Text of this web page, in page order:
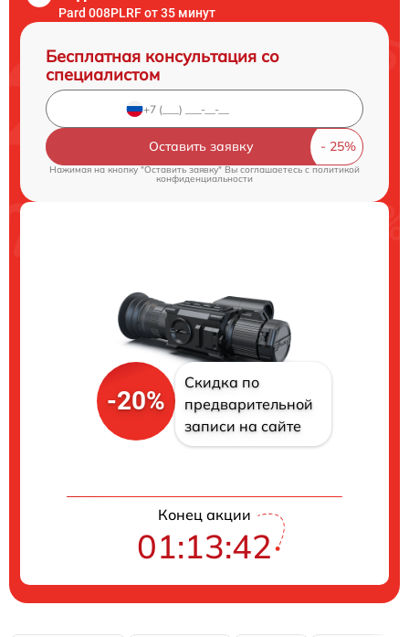
Pard 008PLRF от 35 минут
Бесплатная консультация со
специалистом
Оставить заявку
Нажимая на кнопку "Оставить заявку" Вы соглашаетесь c политикой
конфиденциальности
-20%
Скидка по
предварительной
записи на сайте
Конец акции
01:13:41